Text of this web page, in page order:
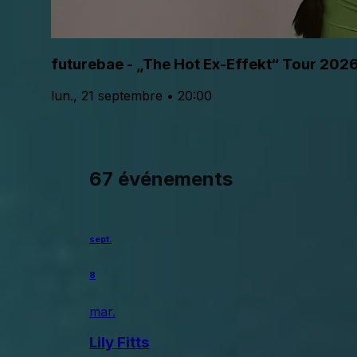
futurebae - „The Hot Ex-Effekt“ Tour
lun., 21 septembre • 20:00
67 événements
sept.
8
mar.
Lily Fitts